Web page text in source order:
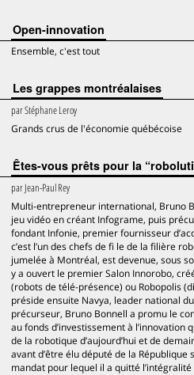
Open-innovation
Ensemble, c'est tout
Les grappes montréalaises
parStéphane Leroy
Grands crus de l'économie québécoise
Êtes-vous prêts pour la
parJean-Paul Rey
Multi-entrepreneur international, Bruno
jeu vidéo en créant Infograme, puis
fondant Infonie, premier fournisseur
c’est l’un des chefs de fi le de la filière
jumelée à Montréal, est devenue, sous
y a ouvert le premier Salon Innorobo,
(robots de télé-présence) ou Robopolis
préside ensuite Navya, leader national
précurseur, Bruno Bonnell a promu le
au fonds d’investissement à l’innovation
de la robotique d’aujourd’hui et de
avant d’être élu député de la République
mandat pour lequel il a quitté